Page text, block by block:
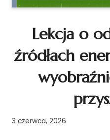
Lekcja o
źródłach
3 czerwca, 2026